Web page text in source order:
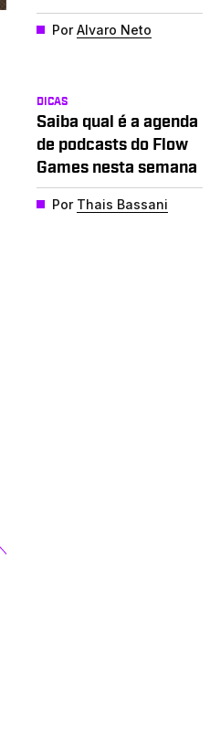
PorAlvaro Neto
DICAS
Saiba qual é a agenda
de podcasts do Flow
Games nesta semana
Por Thais Bassani